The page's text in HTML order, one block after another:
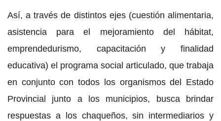
Así, a través de distintos ejes (cuestión alimentaria,
asistencia para el mejoramiento del hábitat,
emprendedurismo, capacitación y finalidad
educativa) el programa social articulado, que trabaja
en conjunto con todos los organismos del Estado
Provincial junto a los municipios, busca brindar
respuestas a los chaqueños, sin intermediarios y